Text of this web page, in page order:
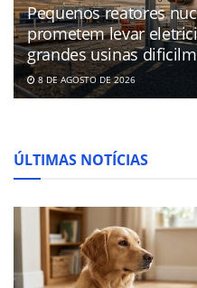
Pequenos reatores
prometem levar
grandes usinas
8 DE AGOSTO DE 2026
ÚLTIMAS NOTÍCIAS